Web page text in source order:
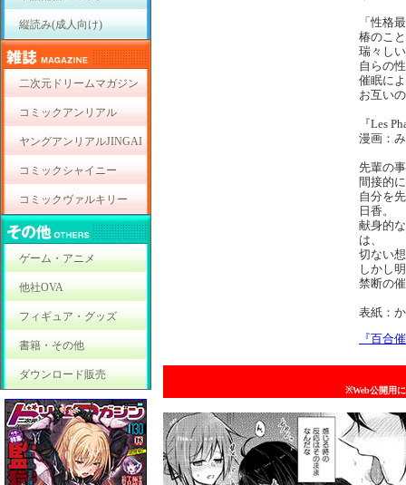
縦読み(成人向け)
二次元ドリームマガジン
コミックアンリアル
ヤングアンリアルJINGAI
コミックシャイニー
コミックヴァルキリー
ゲーム・アニメ
他社OVA
フィギュア・グッズ
書籍・その他
ダウンロード販売
「性格
椿のこ
瑞々し
自らの
催眠に
お互い
『Les
漫画：
先輩の
間接的
自分を
日香。
献身的
は、
切ない
しかし
禁断の
表紙：
『百合
※Web公開用